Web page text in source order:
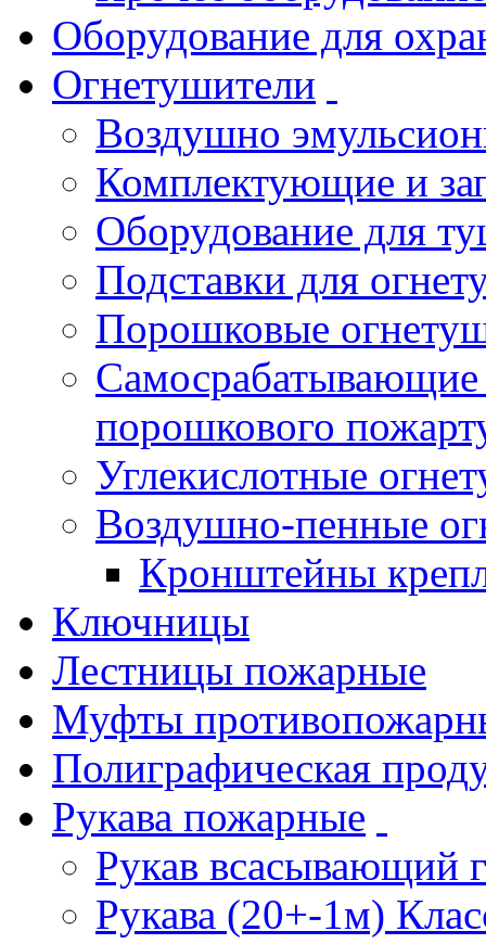
Оборудование для
Огнетушители
Воздушно
Комплектующие и
Оборудование для
Подставки для
Порошковые
порошкового
Углекислотные
Воздушно-пенные
Кронштейны
Ключницы
Лестницы пожарные
Муфты
Полиграфическая
Рукава пожарные
Рукав всасывающий
Рукава (20+-1м)